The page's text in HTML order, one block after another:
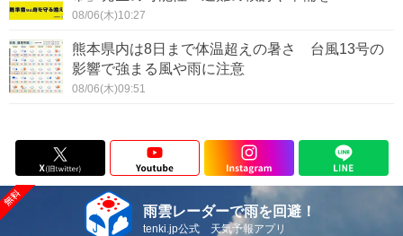
08/06(木)10:27
熊本県内は8日まで体温超えの暑さ 台風13号の
影響で強まる風や雨に注意
08/06(木)09:51
雨雲レーダーで雨を回避！
tenki.jp公式 天気予報アプリ